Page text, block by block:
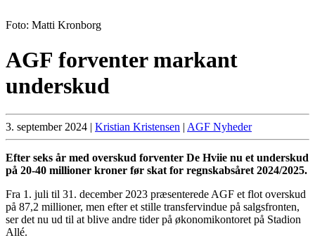
Foto: Matti Kronborg
AGF forventer markant
underskud
3. september 2024 | Kristian Kristensen | AGF Nyheder
Efter seks år med overskud forventer De Hviie nu et underskud
på 20-40 millioner kroner før skat for regnskabsåret 2024/2025.
Fra 1. juli til 31. december 2023 præsenterede AGF et flot overskud
på 87,2 millioner, men efter et stille transfervindue på salgsfronten,
ser det nu ud til at blive andre tider på økonomikontoret på Stadion
Allé.